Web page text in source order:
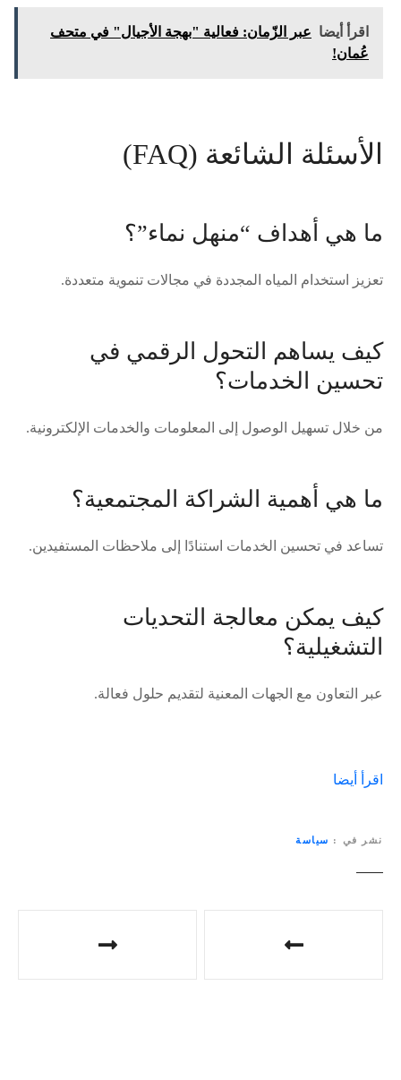
اقرأ أيضا عبر الزّمان: فعالية "بهجة الأجيال" في متحف
عُمان!
الأسئلة الشائعة (FAQ)
ما هي أهداف “منهل نماء”؟
تعزيز استخدام المياه المجددة في مجالات تنموية متعددة.
كيف يساهم التحول الرقمي في
تحسين الخدمات؟
من خلال تسهيل الوصول إلى المعلومات والخدمات الإلكترونية.
ما هي أهمية الشراكة المجتمعية؟
تساعد في تحسين الخدمات استنادًا إلى ملاحظات المستفيدين.
كيف يمكن معالجة التحديات
التشغيلية؟
عبر التعاون مع الجهات المعنية لتقديم حلول فعالة.
اقرأ أيضا
نشر في سياسة